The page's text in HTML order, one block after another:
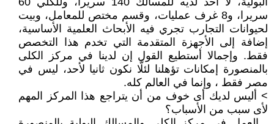
سريرا، و8 غرف عمليات، وقسم مختص للمعامل، وبيت
لحيوانات التجارب تجري فيه الأبحاث العلمية الأساسية،
إضافة إلى الأجهزة المتقدمة التي تخدم هذا التخصص
فقط. وإجمالا أستطيع القول إن لدينا في مركز الكلى
بالمنصورة إمكانات تؤهلنا لئلَّا نكون ثانيا لأحد، ليس في
مصر فقط ، وإنما في العالم كله.
> أليس لديك أى خوف من أن يتراجع هذا المركز المهم
لأى سبب من الأسباب؟